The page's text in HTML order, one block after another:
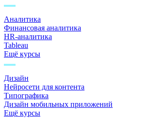
Аналитика
Финансовая аналитика
HR-аналитика
Tableau
Ещё курсы
Дизайн
Нейросети для контента
Типографика
Дизайн мобильных приложений
Ещё курсы